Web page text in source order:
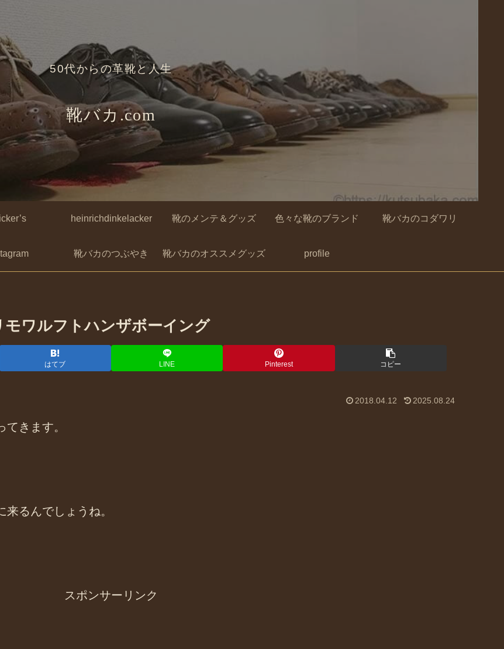
50代からの革靴と人生
靴バカ.com
heinrichdinkelacker 靴のメンテ＆グッズ 色々な靴のブランド 靴バカのコダワリ
靴バカのつぶやき 靴バカのオススメグッズ profile
ワルフトハンザボーイング
はてブ LINE Pinterest コピー
2018.04.12 2025.08.24
きます。
るんでしょうね。
スポンサーリンク